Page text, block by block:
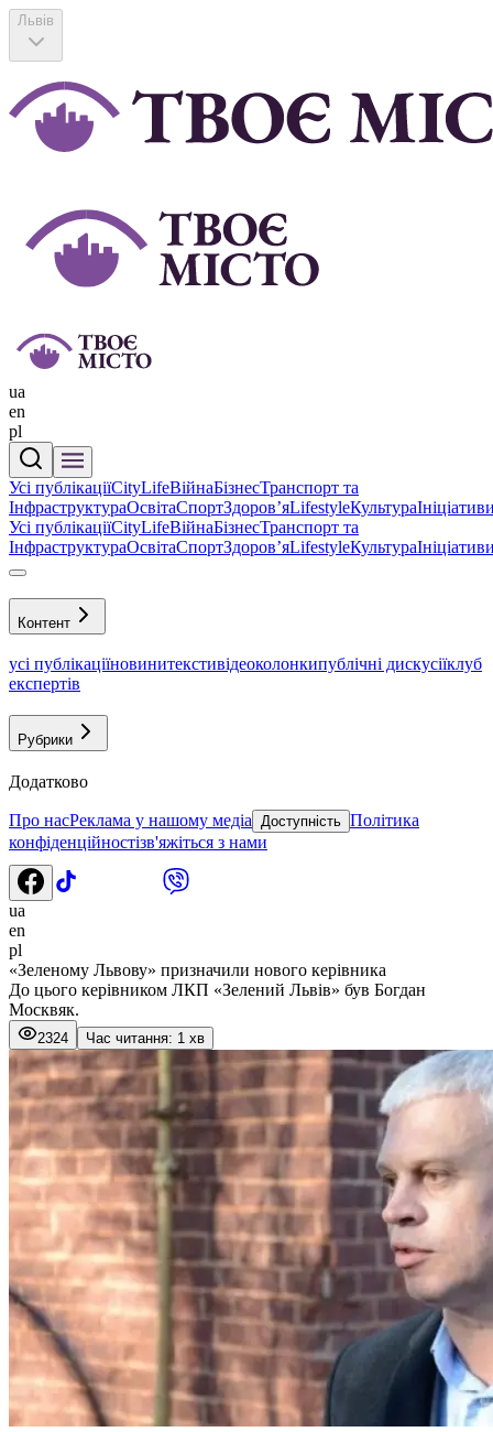
Львів
ua
en
pl
Усі публікаціїCityLifeВійнаБізнесТранспорт та
ІнфраструктураОсвітаСпортЗдоровʼяLifestyleКультура
Усі публікаціїCityLifeВійнаБізнесТранспорт та
ІнфраструктураОсвітаСпортЗдоровʼяLifestyleКультура
Контент
усі публікаціїновинитекстивідеоколонкипублічні дискусіїклуб
експертів
Рубрики
Додатково
Про насРеклама у нашому медіа Доступність Політика
конфіденційностізв'яжіться з нами
ua
en
pl
«Зеленому Львову» призначили нового керівника
До цього керівником ЛКП «Зелений Львів» був Богдан
Москвяк.
2324 Час читання: 1 хв